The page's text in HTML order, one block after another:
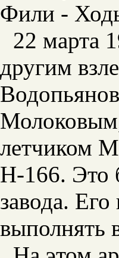
Фили -
22 марта
другим
летчиком
Н-166. Это
завода.
выполнять